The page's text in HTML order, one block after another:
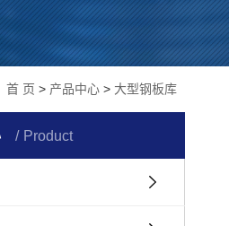
首 页 > 产品中心 > 大型钢板库
Product